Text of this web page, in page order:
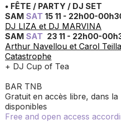
• FÊTE / PARTY / DJ SET
SAM SAT 15 11 - 22h00-
DJ LIZA et DJ MARVINA
SAM SAT 23 11 - 22h00-
Arthur Navellou et Carol
Catastrophe
+ DJ Cup of Tea
BAR TNB
Gratuit en accès libre, dans la
disponibles
Free and open access